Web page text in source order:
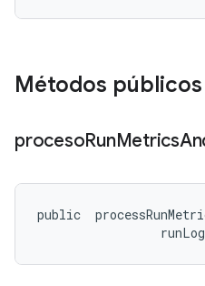
Métodos públicos
procesoRunMetrics
public